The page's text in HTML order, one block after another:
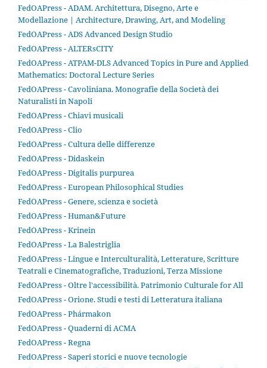
FedOAPress - ADAM. Architettura, Disegno, Arte e
Modellazione | Architecture, Drawing, Art, and Modeling
FedOAPress - ADS Advanced Design Studio
FedOAPress - ALTERsCITY
FedOAPress - ATPAM-DLS Advanced Topics in Pure and Applied
Mathematics: Doctoral Lecture Series
FedOAPress - Cavoliniana. Monografie della Società dei
Naturalisti in Napoli
FedOAPress - Chiavi musicali
FedOAPress - Clio
FedOAPress - Cultura delle differenze
FedOAPress - Didaskein
FedOAPress - Digitalis purpurea
FedOAPress - European Philosophical Studies
FedOAPress - Genere, scienza e società
FedOAPress - Human&Future
FedOAPress - Krinein
FedOAPress - La Balestriglia
FedOAPress - Lingue e Interculturalità, Letterature, Scritture
Teatrali e Cinematografiche, Traduzioni, Terza Missione
FedOAPress - Oltre l'accessibilità. Patrimonio Culturale for All
FedOAPress - Orione. Studi e testi di Letteratura italiana
FedOAPress - Phármakon
FedOAPress - Quaderni di ACMA
FedOAPress - Regna
FedOAPress - Saperi storici e nuove tecnologie